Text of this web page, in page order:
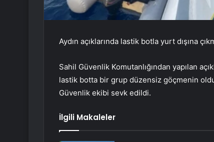
Aydın açıklarında lastik botla yurt dışına
Sahil Güvenlik Komutanlığından yapılan
lastik botta bir grup düzensiz göçmenin
Güvenlik ekibi sevk edildi.
İlgili Makaleler